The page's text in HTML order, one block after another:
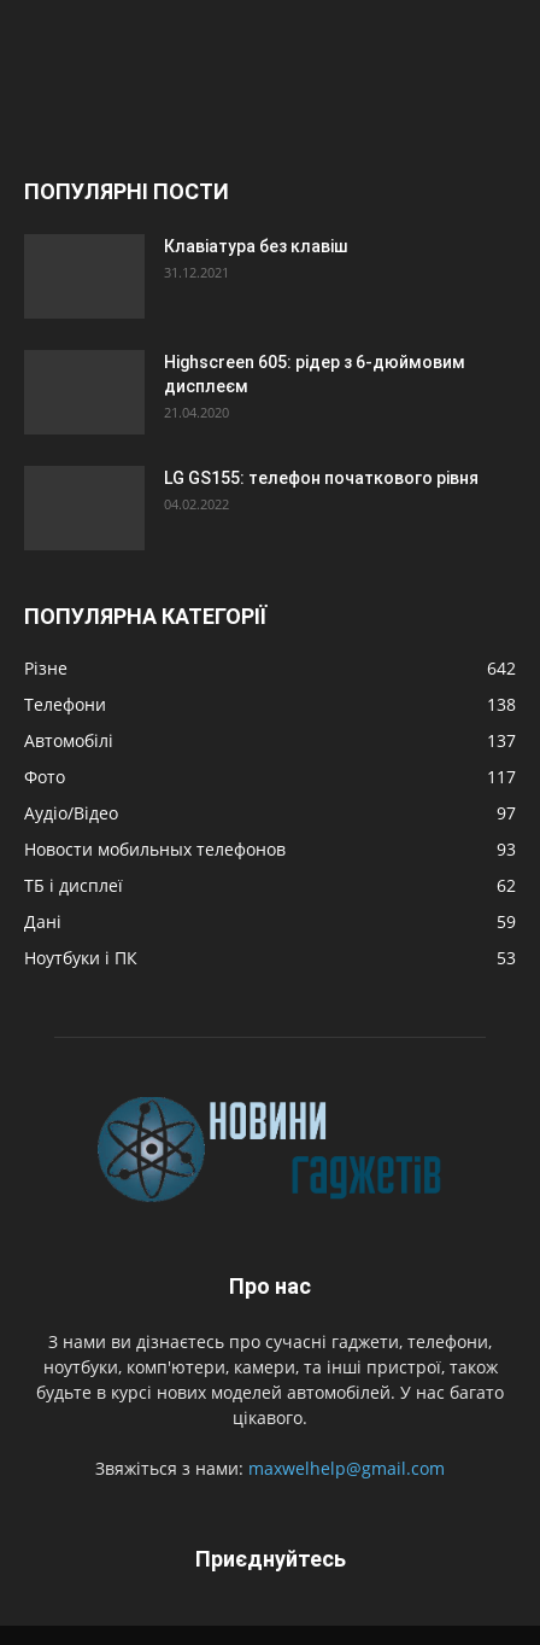
ПОПУЛЯРНІ ПОСТИ
Клавіатура без клавіш
31.12.2021
Highscreen 605: рідер з 6-дюймовим
дисплеєм
21.04.2020
LG GS155: телефон початкового рівня
04.02.2022
ПОПУЛЯРНА КАТЕГОРІЇ
Різне
642
Телефони
138
Автомобілі
137
Фото
117
Аудіо/Відео
97
Новости мобильных телефонов
93
ТБ і дисплеї
62
Дані
59
Ноутбуки і ПК
53
Про нас
З нами ви дізнаєтесь про сучасні гаджети, телефони,
ноутбуки, комп'ютери, камери, та інші пристрої, також
будьте в курсі нових моделей автомобілей. У нас багато
цікавого.
Звяжіться з нами: maxwelhelp@gmail.com
Приєднуйтесь